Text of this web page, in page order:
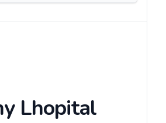
Lhopital